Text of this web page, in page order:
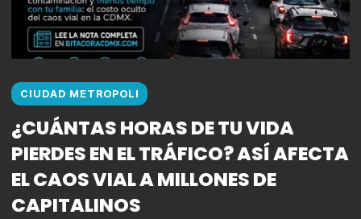
CIUDAD METROPOLI
¿CUÁNTAS HORAS DE TU VIDA
PIERDES EN EL TRÁFICO? ASÍ AFECTA
EL CAOS VIAL A MILLONES DE
CAPITALINOS